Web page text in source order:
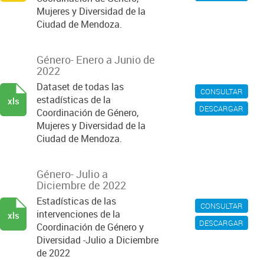
Mujeres y Diversidad de la
Ciudad de Mendoza.
CONSULTAR
DESCARGAR
Género- Enero a Junio de
2022
Dataset de todas las
estadísticas de la
Coordinación de Género,
Mujeres y Diversidad de la
Ciudad de Mendoza.
xls
CONSULTAR
DESCARGAR
Género- Julio a
Diciembre de 2022
Estadísticas de las
intervenciones de la
Coordinación de Género y
Diversidad -Julio a Diciembre
de 2022
xls